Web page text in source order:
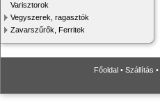
Varisztorok
Vegyszerek, ragasztók
Zavarszűrők, Ferritek
Főoldal • Szállítás •